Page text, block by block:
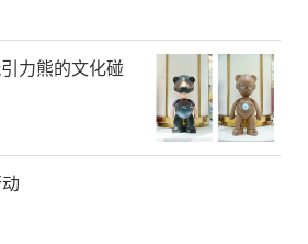
力熊的文化碰